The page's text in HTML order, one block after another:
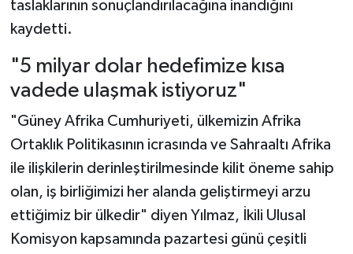
taslaklarının sonuçlandırılacağına inandığını
kaydetti.
"5 milyar dolar hedefimize kısa
vadede ulaşmak istiyoruz"
"Güney Afrika Cumhuriyeti, ülkemizin Afrika
Ortaklık Politikasının icrasında ve Sahraaltı Afrika
ile ilişkilerin derinleştirilmesinde kilit öneme sahip
olan, iş birliğimizi her alanda geliştirmeyi arzu
ettiğimiz bir ülkedir" diyen Yılmaz, İkili Ulusal
Komisyon kapsamında pazartesi günü çeşitli